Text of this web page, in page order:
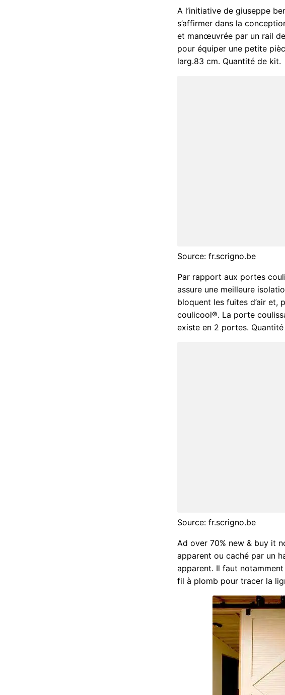
A l’initiative de giuseppe
s’affirmer dans la
et manœuvrée par un rail
pour équiper une petite
larg.83 cm. Quantité de kit.
Source: fr.scrigno.be
Par rapport aux portes
assure une meilleure
bloquent les fuites d’air et,
coulicool®. La porte
existe en 2 portes.
Source: fr.scrigno.be
Ad over 70% new & buy it
apparent ou caché par un
apparent. Il faut
fil à plomb pour tracer la